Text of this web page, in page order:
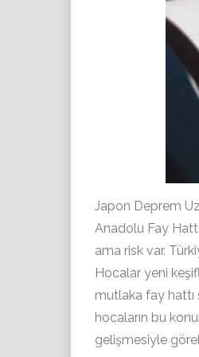
Japon Deprem
Anadolu Fay
ama risk var.
Hocalar yeni
mutlaka fay hattı
hocaların bu
gelişmesiyle